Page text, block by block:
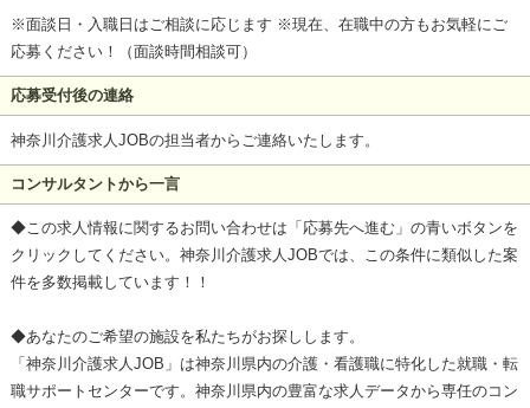
※面談日・入職日はご相談に応じます ※現在、在職中の方もお気軽にご
応募ください！（面談時間相談可）
応募受付後の連絡
神奈川介護求人JOBの担当者からご連絡いたします。
コンサルタントから一言
◆この求人情報に関するお問い合わせは「応募先へ進む」の青いボタンを
クリックしてください。神奈川介護求人JOBでは、この条件に類似した案
件を多数掲載しています！！
◆あなたのご希望の施設を私たちがお探しします。
「神奈川介護求人JOB」は神奈川県内の介護・看護職に特化した就職・転
職サポートセンターです。神奈川県内の豊富な求人データから専任のコン